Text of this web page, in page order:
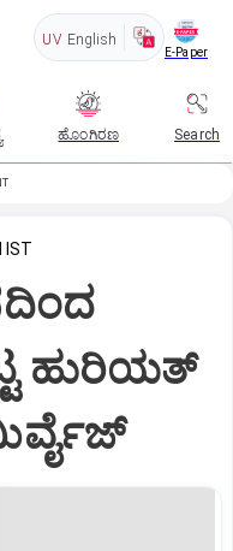
UV English
E-Paper
ಹೊಂಗಿರಣ Search
IST
ಹುರಿಯತ್
ಮಿರ್ವೈಜ್